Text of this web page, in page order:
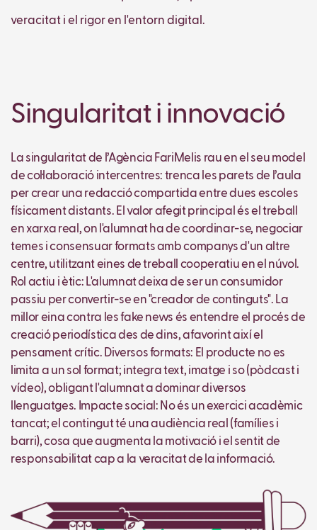
veracitat i el rigor en l'entorn digital.
Singularitat i innovació
La singularitat de l’Agència FariMelis rau en el seu model
de col·laboració intercentres: trenca les parets de l’aula
per crear una redacció compartida entre dues escoles
físicament distants. El valor afegit principal és el treball
en xarxa real, on l'alumnat ha de coordinar-se, negociar
temes i consensuar formats amb companys d'un altre
centre, utilitzant eines de treball cooperatiu en el núvol.
Rol actiu i ètic: L'alumnat deixa de ser un consumidor
passiu per convertir-se en "creador de continguts". La
millor eina contra les fake news és entendre el procés de
creació periodística des de dins, afavorint així el
pensament crític. Diversos formats: El producte no es
limita a un sol format; integra text, imatge i so (pòdcast i
vídeo), obligant l'alumnat a dominar diversos
llenguatges. Impacte social: No és un exercici acadèmic
tancat; el contingut té una audiència real (famílies i
barri), cosa que augmenta la motivació i el sentit de
responsabilitat cap a la veracitat de la informació.